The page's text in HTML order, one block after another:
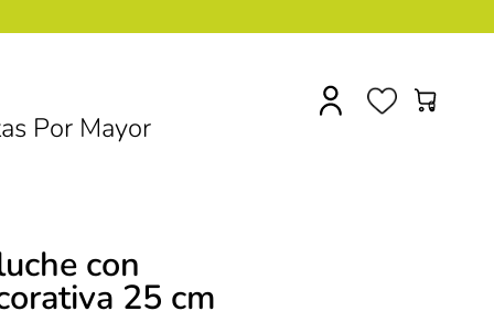
Por Mayor
0
con
25 cm